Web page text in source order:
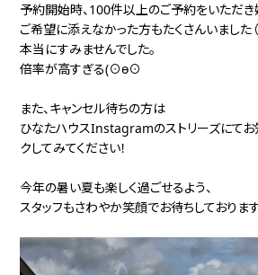
予約開始時、100件以上のご予約をいただき
ご希望に添えなかった方もたくさんいました（
本当にすみませんでした。
倍率が高すぎる(⊙ө⊙
また、キャンセル待ちの方は
ひなたハウスInstagramのストリーズにてお
クしてみてください！
今年の暑い夏も楽しく過ごせるよう、
スタッフもさわやか笑顔でお待ちしておりま